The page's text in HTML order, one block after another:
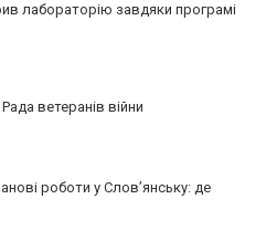
лабораторію завдяки програмі
ветеранів війни
роботи у Слов’янську: де